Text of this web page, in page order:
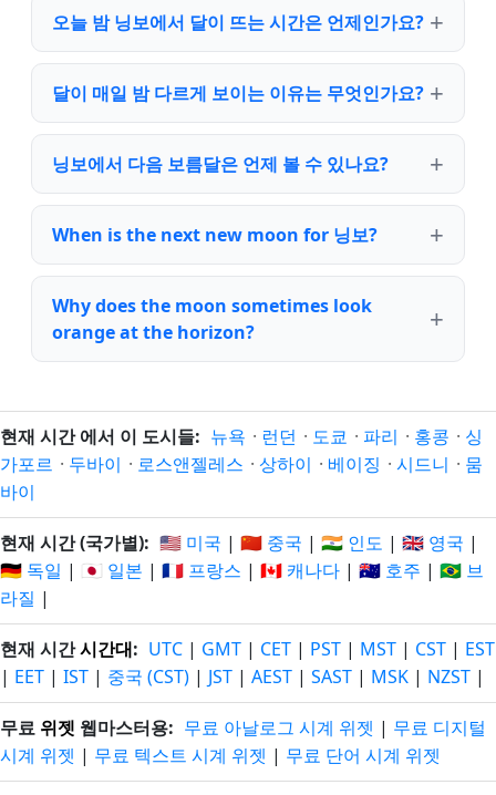
오늘 밤 닝보에서 달이 뜨는 시간은 언제인가요?
달이 매일 밤 다르게 보이는 이유는 무엇인가요?
닝보에서 다음 보름달은 언제 볼 수 있나요?
When is the next new moon for 닝보?
Why does the moon sometimes look
orange at the horizon?
현재 시간 에서 이 도시들: 뉴욕 · 런던 · 도쿄 · 파리 · 홍콩 · 싱
가포르 · 두바이 · 로스앤젤레스 · 상하이 · 베이징 · 시드니 · 뭄
바이
현재 시간 (국가별): 🇺🇸 미국 | 🇨🇳 중국 | 🇮🇳 인도 | 🇬🇧 영국 |
🇩🇪 독일 | 🇯🇵 일본 | 🇫🇷 프랑스 | 🇨🇦 캐나다 | 🇦🇺 호주 | 🇧🇷 브
라질 |
현재 시간시간대: UTC | GMT | CET | PST | MST | CST | EST
| EET | IST | 중국 (CST) | JST | AEST | SAST | MSK | NZST |
무료 위젯 웹마스터용: 무료 아날로그 시계 위젯 | 무료 디지털
시계 위젯 | 무료 텍스트 시계 위젯 | 무료 단어 시계 위젯